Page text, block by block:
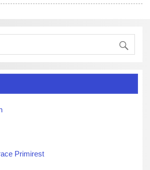
Primirest